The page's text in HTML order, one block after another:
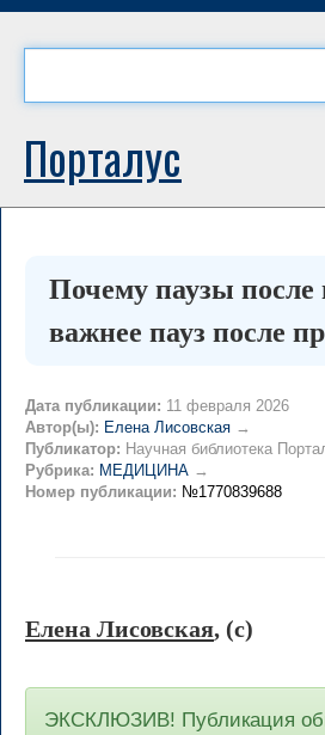
Порталус
Почему паузы
важнее пауз после
Дата публикации: 11 февраля 2026
Автор(ы): Елена Лисовская →
Публикатор: Научная библиотека
Рубрика: МЕДИЦИНА →
Номер публикации: №1770839688
Елена Лисовская, (c)
ЭКСКЛЮЗИВ! Публикация